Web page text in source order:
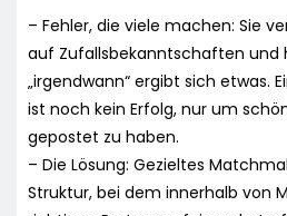
– Fehler, die viele machen: Sie
auf Zufallsbekanntschaften und
„irgendwann“ ergibt sich etwas.
ist noch kein Erfolg, nur um
gepostet zu haben.
– Die Lösung: Gezieltes
Struktur, bei dem innerhalb von